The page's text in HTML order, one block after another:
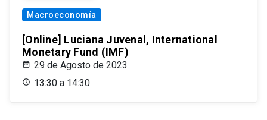
Macroeconomía
[Online] Luciana Juvenal, International
Monetary Fund (IMF)
29 de Agosto de 2023
13:30 a 14:30